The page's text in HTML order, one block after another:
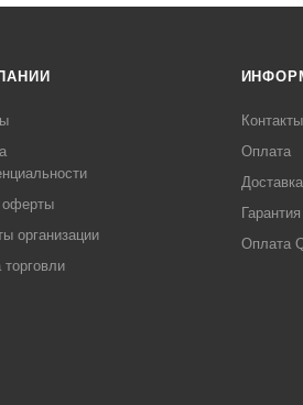
оферты
организации
Контакты
Оплата
Доставка
Гарантия
Оплата